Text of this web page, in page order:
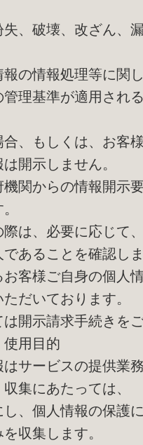
、破壊、改ざん、
の情報処理等に関
理基準が適用され
、もしくは、お客
開示しません。
関からの情報開示
は、必要に応じて
あることを確認しま
客様ご自身の個人
だいております。
開示請求手続きをご
用目的
サービスの提供業
集にあたっては、
、個人情報の保護
収集します。